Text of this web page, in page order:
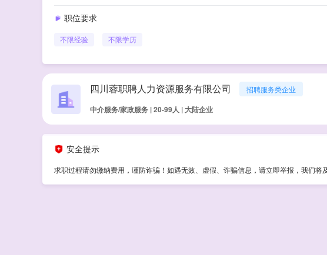
职位要求
不限经验 不限学历
四川蓉职聘人力资源服务有限公司 招聘服务类企业
中介服务/家政服务 | 20-99人 | 大陆企业
安全提示
求职过程请勿缴纳费用，谨防诈骗！如遇无效、虚假、诈骗信息，请立即举报，我们将